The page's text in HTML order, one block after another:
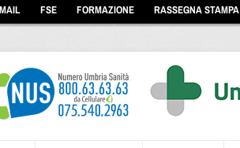
FSE FORMAZIONE RASSEGNA STAMPA